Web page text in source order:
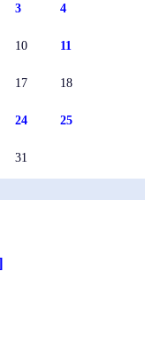
3 4
10 11
17 18
24 25
31